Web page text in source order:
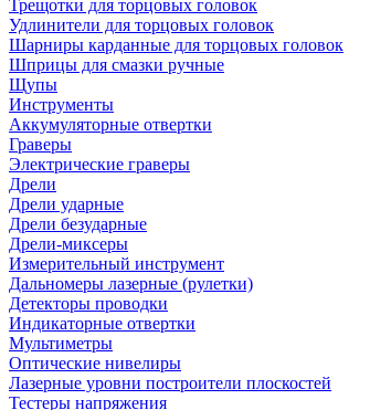
Трещотки для торцовых головок
Удлинители для торцовых головок
Шарниры карданные для торцовых головок
Шприцы для смазки ручные
Щупы
Инструменты
Аккумуляторные отвертки
Граверы
Электрические граверы
Дрели
Дрели ударные
Дрели безударные
Дрели-миксеры
Измерительный инструмент
Дальномеры лазерные (рулетки)
Детекторы проводки
Индикаторные отвертки
Мультиметры
Оптические нивелиры
Лазерные уровни построители плоскостей
Тестеры напряжения